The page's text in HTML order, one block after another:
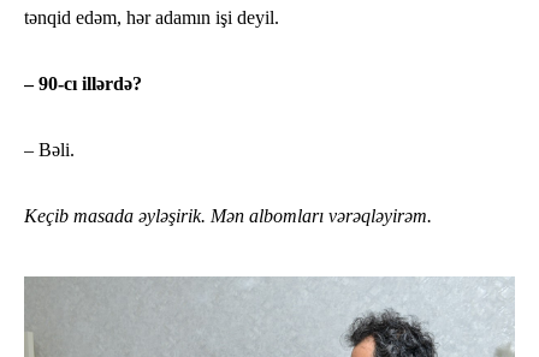
tənqid edəm, hər adamın işi deyil.
– 90-cı illərdə?
– Bəli.
Keçib masada əyləşirik. Mən albomları vərəqləyirəm.